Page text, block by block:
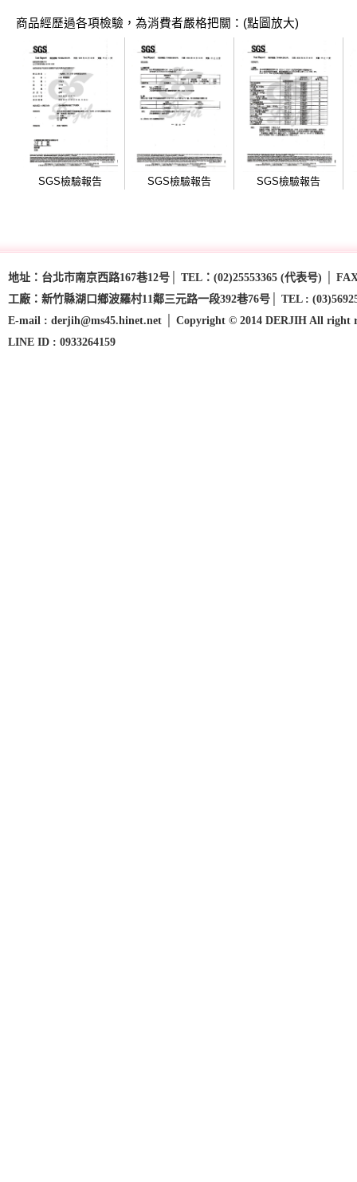
商品經歷過各項檢驗，為消費者嚴格把關：(點圖放大)
SGS檢驗報告 SGS檢驗報告 SGS檢驗報告
地址：台北市南京西路167巷12号│ TEL：(02)25553365 (代表号) │
工廠：新竹縣湖口鄉波羅村11鄰三元路一段392巷76号│ TEL :
E-mail : derjih@ms45.hinet.net │ Copyright © 2014 DERJIH All right
LINE ID : 0933264159